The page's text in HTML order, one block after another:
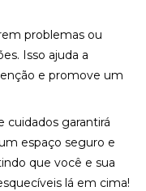
problemas ou
Isso ajuda a
e promove um
cuidados garantirá
espaço seguro e
que você e sua
lá em cima!